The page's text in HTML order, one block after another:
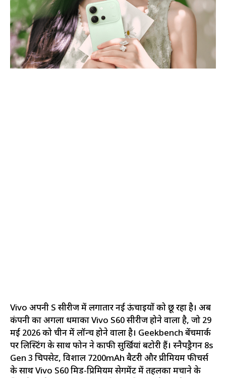
Vivo अपनी S सीरीज में लगातार नई ऊंचाइयों को छू रहा है। अब
कंपनी का अगला धमाका Vivo S60 सीरीज होने वाला है, जो 29
मई 2026 को चीन में लॉन्च होने वाला है। Geekbench बेंचमार्क
पर लिस्टिंग के साथ फोन ने काफी सुर्खियां बटोरी हैं। स्नैपड्रैगन 8s
Gen 3 चिपसेट, विशाल 7200mAh बैटरी और प्रीमियम फीचर्स
के साथ Vivo S60 मिड-प्रिमियम सेगमेंट में तहलका मचाने के